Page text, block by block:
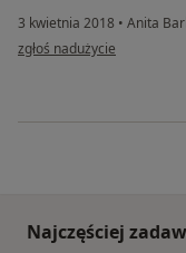
3 kwietnia 2018 • Anita
w opinii użytkownika Konto
zgłoś nadużycie
Najczęściej